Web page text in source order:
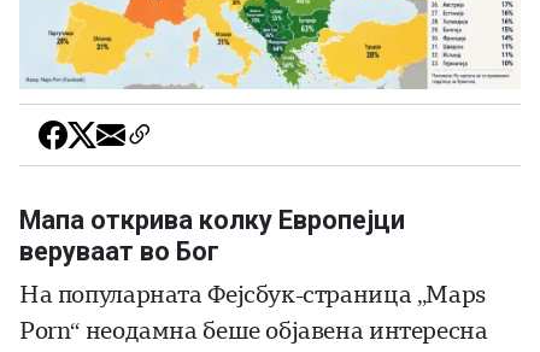
Мапа открива колку Европејци
веруваат во Бог
На популарната Фејсбук-страница „Maps
Porn“ неодамна беше објавена интересна